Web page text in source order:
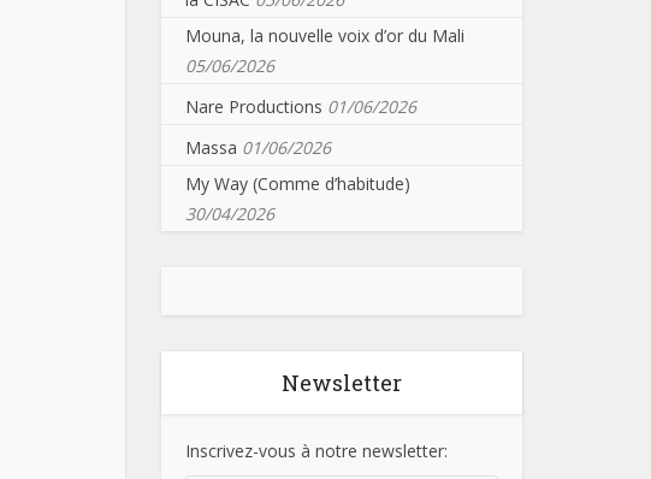
Mouna, la nouvelle voix d’or du Mali
05/06/2026
Nare Productions 01/06/2026
Massa 01/06/2026
My Way (Comme d’habitude)
30/04/2026
Newsletter
Inscrivez-vous à notre newsletter: